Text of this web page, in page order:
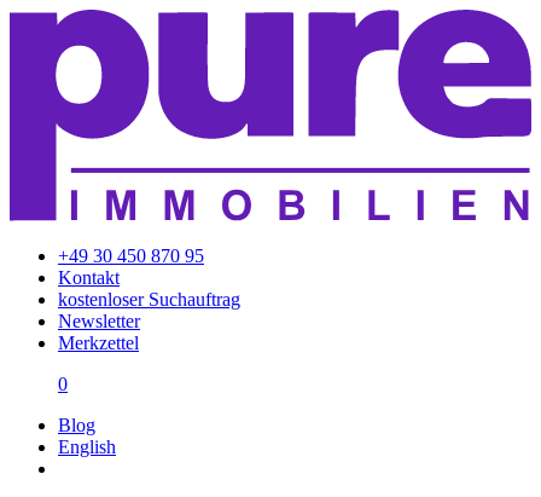
+49 30 450 870 95
Kontakt
kostenloser Suchauftrag
Newsletter
Merkzettel
0
Blog
English